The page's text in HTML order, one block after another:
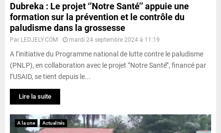
Dubreka : Le projet ‘’Notre Santé’’ appuie une
formation sur la prévention et le contrôle du
paludisme dans la grossesse
Par LEDJELY.COM mardi 24 septembre 2024 à 11:19
A l’initiative du Programme national de lutte contre le paludisme
(PNLP), en collaboration avec le projet ‘’Notre Santé’’, financé par
l’USAID, se tient depuis le...
Lire la suite
A la une Actualités